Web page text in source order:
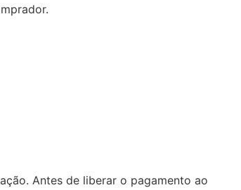
Antes de liberar o pagamento ao